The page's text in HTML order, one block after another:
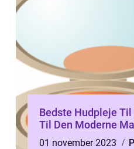
Bedste Hudpleje
Til Den Moderne
01 november 2023